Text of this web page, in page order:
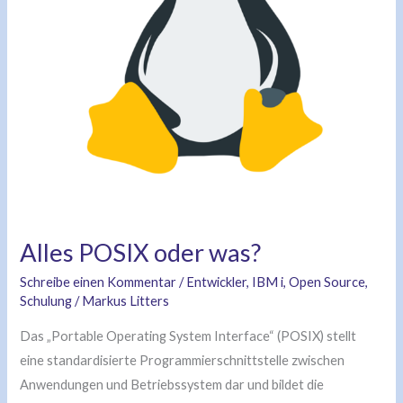
Alles POSIX oder was?
Schreibe einen Kommentar / Entwickler, IBM i,Open Source,
Schulung/ Markus Litters
Das „Portable Operating System Interface“ (POSIX) stellt
eine standardisierte Programmierschnittstelle zwischen
Anwendungen und Betriebssystem dar und bildet die